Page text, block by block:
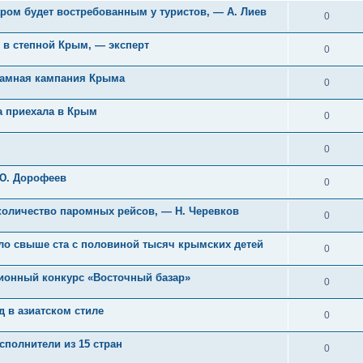
будет востребованным у туристов, — А. Лиев 0
в степной Крым, — эксперт 0
кампания Крыма 0
приехала в Крым 0
0
Дорофеев 0
паромных рейсов, — Н. Черевков 0
свыше ста с половиной тысяч крымских детей 0
конкурс «Восточный базар» 0
в азиатском стиле 0
из 15 стран 0